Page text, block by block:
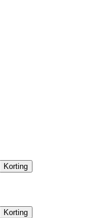
Korting
Korting